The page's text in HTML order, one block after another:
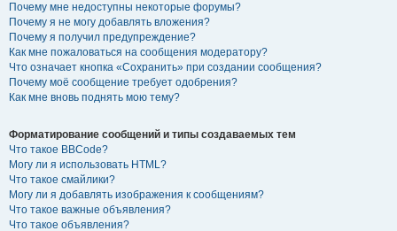
Почему мне недоступны некоторые форумы?
Почему я не могу добавлять вложения?
Почему я получил предупреждение?
Как мне пожаловаться на сообщения модератору?
Что означает кнопка «Сохранить» при создании сообщения?
Почему моё сообщение требует одобрения?
Как мне вновь поднять мою тему?
Форматирование сообщений и типы создаваемых тем
Что такое BBCode?
Могу ли я использовать HTML?
Что такое смайлики?
Могу ли я добавлять изображения к сообщениям?
Что такое важные объявления?
Что такое объявления?